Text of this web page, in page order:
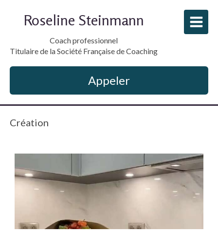
Roseline Steinmann
Coach professionnel
Titulaire de la Société Française de Coaching
Appeler
Création